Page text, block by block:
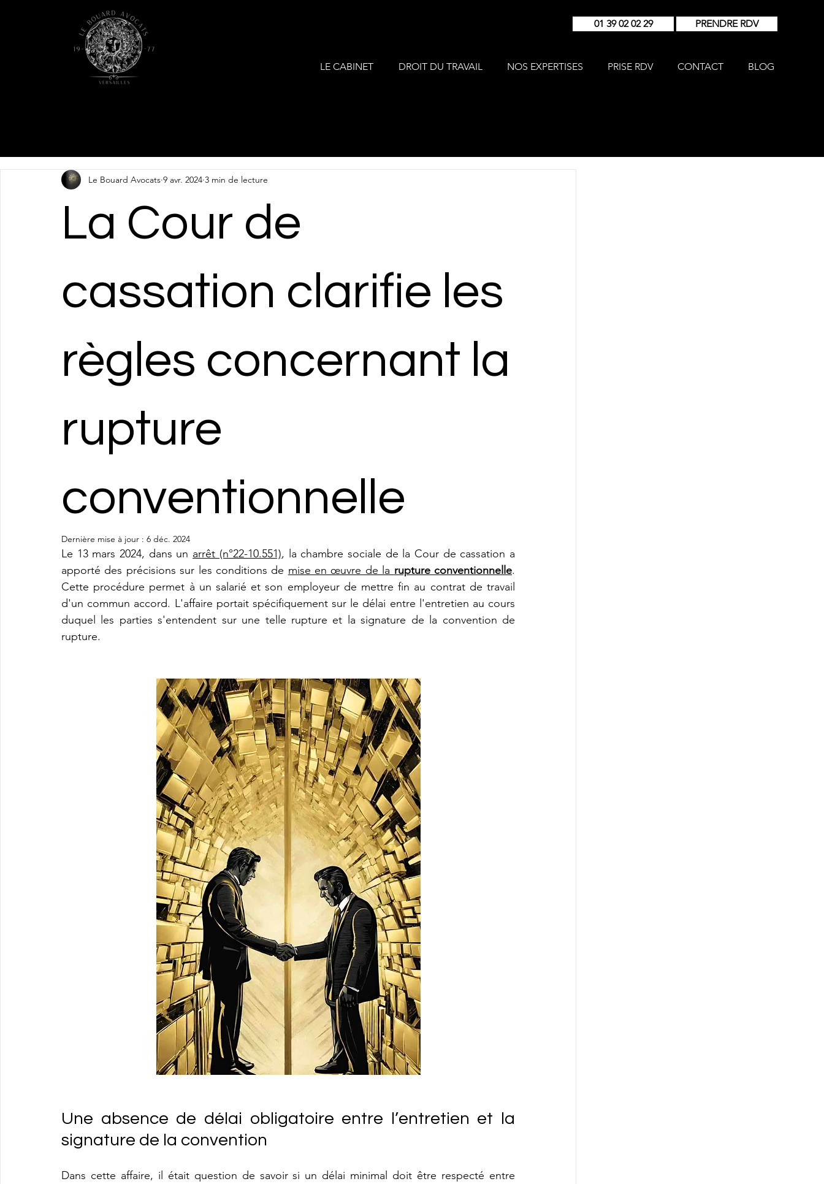
01 39 02 02 29 PRENDRE RDV
LE CABINET DROIT DU TRAVAIL NOS EXPERTISES PRISE RDV CONTACT BLOG
La Cour de
cassation clarifie les
règles concernant la
rupture
conventionnelle
Le Bouard Avocats 9 avr. 2024 3 min de lecture
Dernière mise à jour : 6 déc. 2024
Le 13 mars 2024, dans un arrêt (n°22-10.551), la chambre sociale de la Cour de cassation a
apporté des précisions sur les conditions de mise en œuvre de la rupture conventionnelle.
Cette procédure permet à un salarié et son employeur de mettre fin au contrat de travail
d'un commun accord. L'affaire portait spécifiquement sur le délai entre l'entretien au cours
duquel les parties s'entendent sur une telle rupture et la signature de la convention de
rupture.
Une absence de délai obligatoire entre l’entretien et la
signature de la convention
Dans cette affaire, il était question de savoir si un délai minimal doit être respecté entre